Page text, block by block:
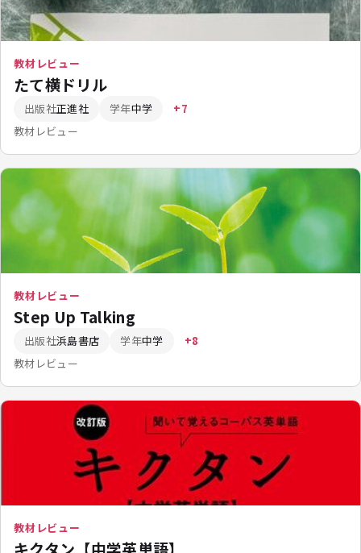
教材レビュー
たて横ドリル
出版社正進社 学年中学 +7
教材レビュー
教材レビュー
Step Up Talking
出版社浜島書店 学年中学 +8
教材レビュー
教材レビュー
キクタン【中学英単語】